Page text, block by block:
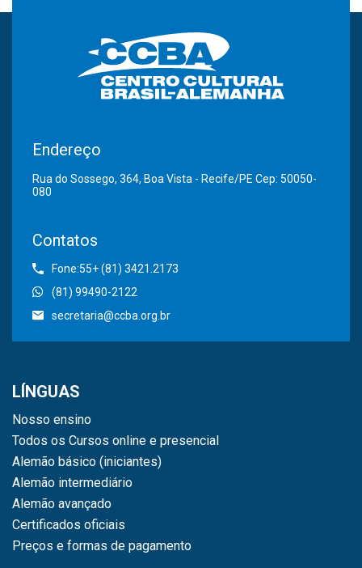
Endereço
Rua do Sossego, 364, Boa Vista - Recife/PE Cep: 50050-
080
Contatos
Fone:55+ (81) 3421.2173
(81) 99490-2122
secretaria@ccba.org.br
LÍNGUAS
Nosso ensino
Todos os Cursos online e presencial
Alemão básico (iniciantes)
Alemão intermediário
Alemão avançado
Certificados oficiais
Preços e formas de pagamento